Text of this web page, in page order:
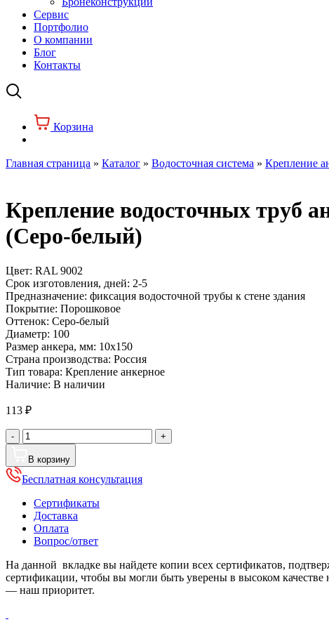
Сервис
Портфолио
О компании
Блог
Контакты
Корзина
Главная страница » Каталог » Водосточная система » Крепление
Крепление водосточных труб
(Серо-белый)
Цвет: RAL 9002
Срок изготовления, дней: 2-5
Предназначение: фиксация водосточной трубы к стене здания
Покрытие: Порошковое
Оттенок: Серо-белый
Диаметр: 100
Размер анкера, мм: 10x150
Страна производства: Россия
Тип товара: Крепление анкерное
Наличие: В наличии
113 ₽
-
Количество
товара
Крепление
труб
анкерное,
диаметр
100
мм,
Порошковое
покрытие,
RAL
9002
(Серо-
+
В корзину
Бесплатная консультация
Сертификаты
Доставка
Оплата
Вопрос/ответ
На данной вкладке вы найдете копии всех сертификатов,
сертификации, чтобы вы могли быть уверены в высоком
— наш приоритет.